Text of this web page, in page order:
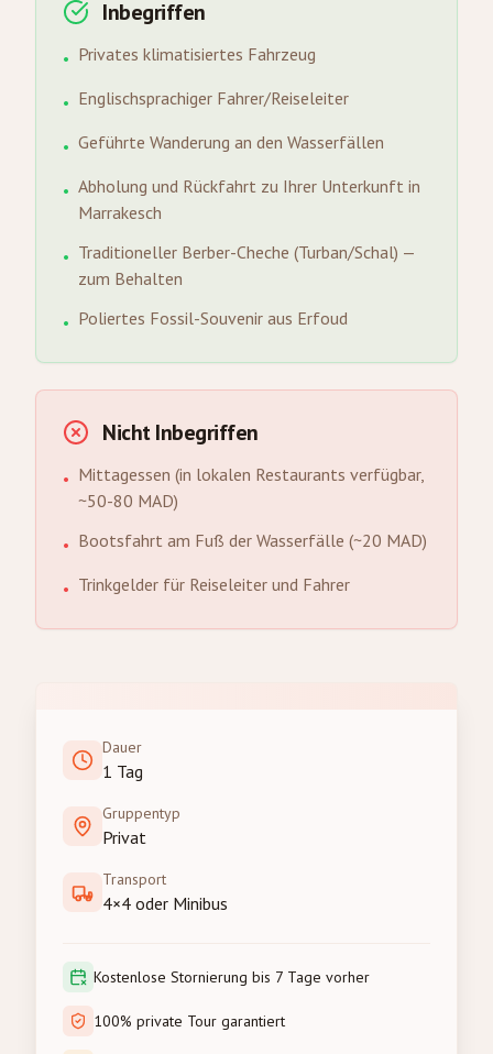
Inbegriffen
• Privates klimatisiertes Fahrzeug
• Englischsprachiger Fahrer/Reiseleiter
• Geführte Wanderung an den Wasserfällen
• Abholung und Rückfahrt zu Ihrer Unterkunft in
Marrakesch
• Traditioneller Berber-Cheche (Turban/Schal) —
zum Behalten
• Poliertes Fossil-Souvenir aus Erfoud
Nicht Inbegriffen
• Mittagessen (in lokalen Restaurants verfügbar,
~50-80 MAD)
• Bootsfahrt am Fuß der Wasserfälle (~20 MAD)
• Trinkgelder für Reiseleiter und Fahrer
Dauer
1 Tag
Gruppentyp
Privat
Transport
4×4 oder Minibus
Kostenlose Stornierung bis 7 Tage vorher
100% private Tour garantiert